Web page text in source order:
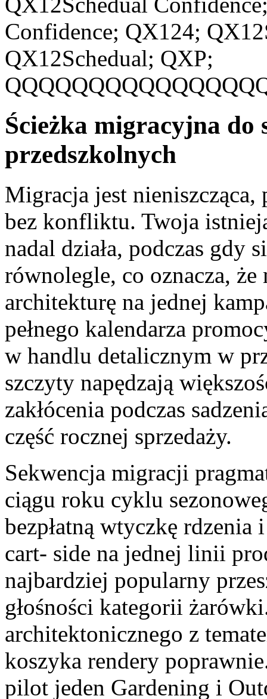
Confidence; QX124;
QX12Schedual; QXP;
Ścieżka migracyjna do
przedszkolnych
Migracja jest
bez konfliktu. Twoja
nadal działa, podczas gdy
równolegle, co oznacza,
architekturę na jednej
pełnego kalendarza
w handlu detalicznym w
szczyty napędzają
zakłócenia podczas
część rocznej sprzedaży.
Sekwencja migracji
ciągu roku cyklu
bezpłatną wtyczkę
cart- side na jednej linii
najbardziej popularny
głośności kategorii
architektonicznego z
koszyka rendery
pilot jeden Gardening i